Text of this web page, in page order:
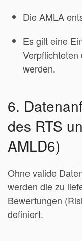
Die AMLA
Es gilt eine
werden.
6.
des RTS
AMLD6)
Ohne valide
werden die zu
Bewertungen
definiert.